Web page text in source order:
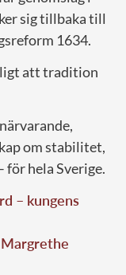
sig tillbaka till
1634.
att tradition
om stabilitet,
hela Sverige.
– kungens